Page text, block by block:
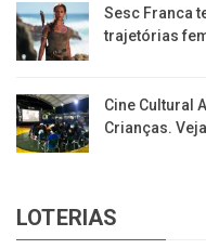
Sesc Franca
trajetórias
Cine Cultural
Crianças.
LOTERIAS